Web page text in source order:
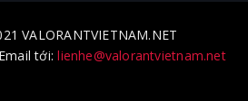
VALORANTVIETNAM.NET
tới:lienhe@valorantvietnam.net